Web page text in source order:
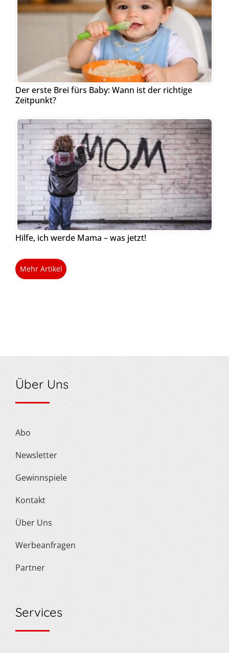
Der erste Brei fürs Baby: Wann ist der richtige
Zeitpunkt?
Hilfe, ich werde Mama – was jetzt!
Mehr Artikel
Über Uns
Abo
Newsletter
Gewinnspiele
Kontakt
Über Uns
Werbeanfragen
Partner
Services